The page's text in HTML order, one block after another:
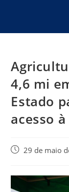
4,6 mi
Estado
acesso
29 de maio